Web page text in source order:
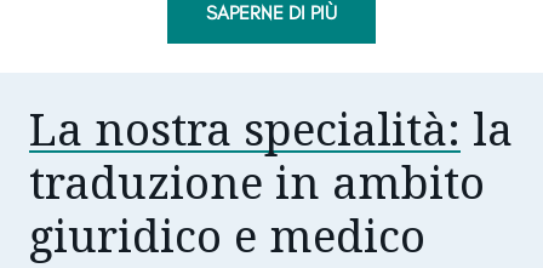
SAPERNE DI PIÙ
La nostra specialità: la
traduzione in ambito
giuridico e medico